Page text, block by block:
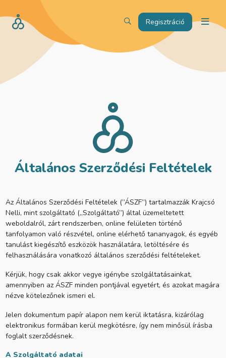
Regisztráció
Általános Szerződési Feltételek
Az Általános Szerződési Feltételek (”ÁSZF”) tartalmazzák Krajcsó
Nelli, mint szolgáltató („Szolgáltató”) által üzemeltetett
weboldalról, zárt rendszerben, online felületen történő
tanfolyamon való részvétel, online elérhető tananyagok, és egyéb
tanulást kiegészítő eszközök használatára, letöltésére és
felhasználására vonatkozó általános szerződési feltételeket.
Kérjük, hogy csak akkor vegye igénybe szolgáltatásainkat,
amennyiben az ÁSZF minden pontjával egyetért, és azokat magára
nézve kötelezőnek ismeri el.
Jelen dokumentum papír alapon nem kerül iktatásra, kizárólag
elektronikus formában kerül megkötésre, így nem minősül írásba
foglalt szerződésnek.
A Szolgáltató adatai